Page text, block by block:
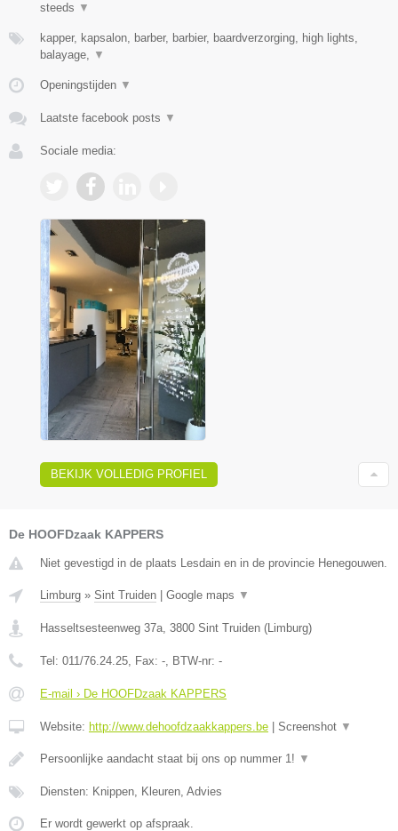
steeds ▼
kapper, kapsalon, barber, barbier, baardverzorging, high lights,
balayage, ▼
Openingstijden ▼
Laatste facebook posts ▼
Sociale media:
BEKIJK VOLLEDIG PROFIEL
De HOOFDzaak KAPPERS
Niet gevestigd in de plaats Lesdain en in de provincie Henegouwen.
Limburg » Sint Truiden | Google maps ▼
Hasseltsesteenweg 37a 3800 Sint Truiden (Limburg)
Tel: 011/76.24.25 , Fax: - , BTW-nr: -
E-mail › De HOOFDzaak KAPPERS
Website: http://www.dehoofdzaakkappers.be | Screenshot ▼
Persoonlijke aandacht staat bij ons op nummer 1! ▼
Diensten: Knippen, Kleuren, Advies
Er wordt gewerkt op afspraak.